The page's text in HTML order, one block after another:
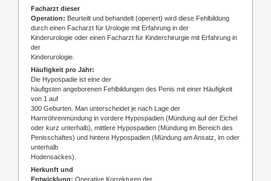
Facharzt dieser
Operation: Beurteilt und behandelt (operiert) wird diese Fehlbildung
durch einen Facharzt für Urologie mit Erfahrung in der
Kinderurologie oder einen Facharzt für Kinderchirurgie mit Erfahrung in
der
Kinderurologie.
Häufigkeit pro Jahr:
Die Hypospadie ist eine der
häufigsten angeborenen Fehlbildungen des Penis mit einer Häufigkeit
von 1 auf
300 Geburten. Man unterscheidet je nach Lage der
Harnröhrenmündung in vordere Hypospadien (Mündung auf der Eichel
oder kurz unterhalb), mittlere Hypospadien (Mündung im Bereich des
Penisschaftes) und hintere Hypospadien (Mündung am Ansatz, im oder
unterhalb
Hodensackes).
Herkunft und
Entwicklung: Operative Korrekturen der